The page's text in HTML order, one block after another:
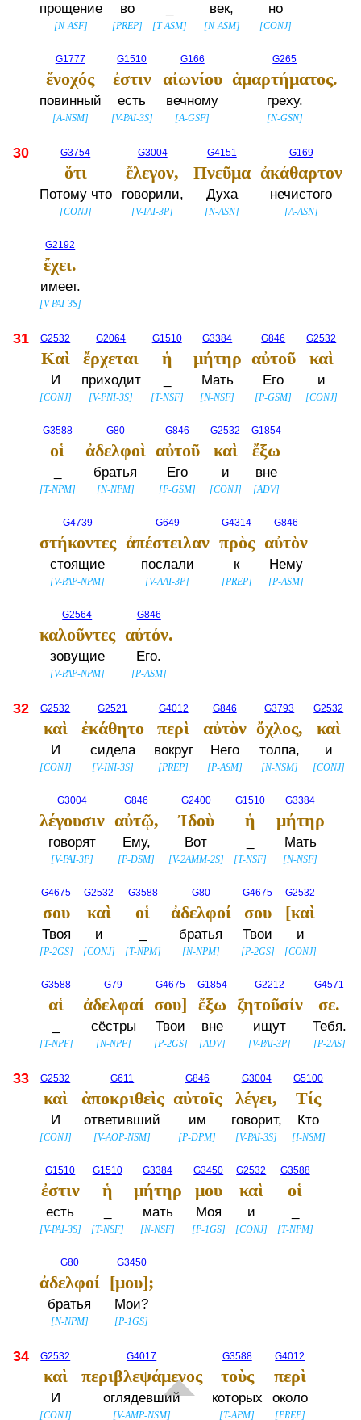
прощение
[N-ASF]
во
[PREP] [T-ASM]
век,
[N-ASM]
но
[CONJ]
G1777
ἔνοχός
повинный
[A-NSM]
G1510
ἐστιν
есть
[V-PAI-3S]
G166
αἰωνίου
вечному
[A-GSF]
G265
ἁμαρτήματος.
греху.
[N-GSN]
30 G3754
ὅτι
Потому что
[CONJ]
G3004
ἔλεγον,
говорили,
[V-IAI-3P]
G4151
Πνεῦμα
Духа
[N-ASN]
G169
ἀκάθαρτον
нечистого
[A-ASN]
G2192
ἔχει.
имеет.
[V-PAI-3S]
31 G2532
Καὶ
И
[CONJ]
G2064
ἔρχεται
приходит
[V-PNI-3S]
G1510
ἡ
[T-NSF]
G3384
μήτηρ
Мать
[N-NSF]
G846
αὐτοῦ
Его
[P-GSM]
G2532
καὶ
и
[CONJ]
G3588
οἱ
[T-NPM]
G80
ἀδελφοὶ
братья
[N-NPM]
G846
αὐτοῦ
Его
[P-GSM]
G2532
καὶ
и
[CONJ]
G1854
ἔξω
вне
[ADV]
G4739
στήκοντες
стоящие
[V-PAP-NPM]
G649
ἀπέστειλαν
послали
[V-AAI-3P]
G4314
πρὸς
к
[PREP]
G846
αὐτὸν
Нему
[P-ASM]
G2564
καλοῦντες
зовущие
[V-PAP-NPM]
G846
αὐτόν.
Его.
[P-ASM]
32 G2532
καὶ
И
[CONJ]
G2521
ἐκάθητο
сидела
[V-INI-3S]
G4012
περὶ
вокруг
[PREP]
G846
αὐτὸν
Него
[P-ASM]
G3793
ὄχλος,
толпа,
[N-NSM]
G2532
καὶ
и
[CONJ]
G3004
λέγουσιν
говорят
[V-PAI-3P]
G846
αὐτῷ,
Ему,
[P-DSM]
G2400
Ἰδοὺ
Вот
[V-2AMM-2S]
G1510
ἡ
[T-NSF]
G3384
μήτηρ
Мать
[N-NSF]
G4675
σου
Твоя
[P-2GS]
G2532
καὶ
и
[CONJ]
G3588
οἱ
[T-NPM]
G80
ἀδελφοί
братья
[N-NPM]
G4675
σου
Твои
[P-2GS]
G2532
[καὶ
и
[CONJ]
G3588
αἱ
[T-NPF]
G79
ἀδελφαί
сёстры
[N-NPF]
G4675
σου]
Твои
[P-2GS]
G1854
ἔξω
вне
[ADV]
G2212
ζητοῦσίν
ищут
[V-PAI-3P]
G4571
σε.
Тебя.
[P-2AS]
33 G2532
καὶ
И
[CONJ]
G611
ἀποκριθεὶς
ответивший
[V-AOP-NSM]
G846
αὐτοῖς
им
[P-DPM]
G3004
λέγει,
говорит,
[V-PAI-3S]
G5100
Τίς
Кто
[I-NSM]
G1510
ἐστιν
есть
[V-PAI-3S]
G1510
ἡ
[T-NSF]
G3384
μήτηρ
мать
[N-NSF]
G3450
μου
Моя
[P-1GS]
G2532
καὶ
и
[CONJ]
G3588
οἱ
[T-NPM]
G80
ἀδελφοί
братья
[N-NPM]
G3450
[μου];
Мои?
[P-1GS]
34 G2532
καὶ
И
[CONJ]
G4017
περιβλεψάμενος
оглядевший
[V-AMP-NSM]
G3588
τοὺς
которых
[T-APM]
G4012
περὶ
около
[PREP]